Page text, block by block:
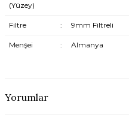
(Yüzey)
Filtre : 9mm Filtreli
Menşei : Almanya
Yorumlar